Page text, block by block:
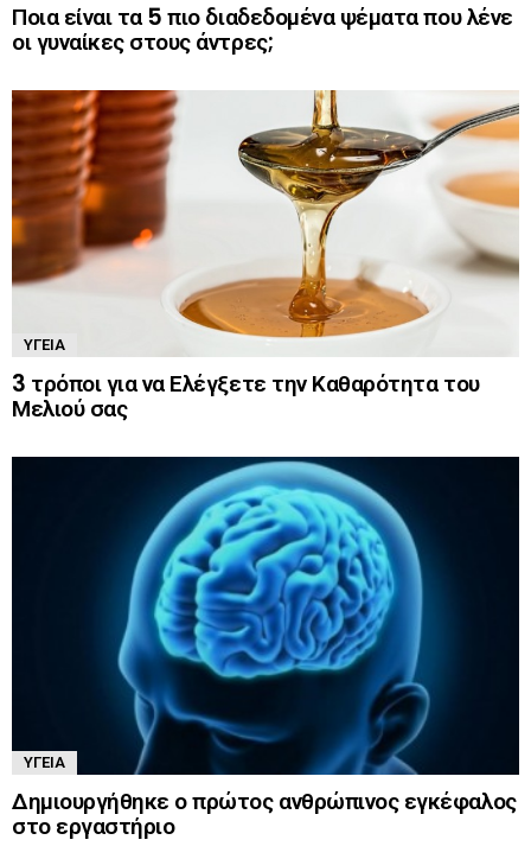
Ποια είναι τα 5 πιο διαδεδομένα ψέματα που λένε
οι γυναίκες στους άντρες;
ΥΓΕΊΑ
3 τρόποι για να Ελέγξετε την Καθαρότητα του
Μελιού σας
ΥΓΕΊΑ
Δημιουργήθηκε ο πρώτος ανθρώπινος εγκέφαλος
στο εργαστήριο